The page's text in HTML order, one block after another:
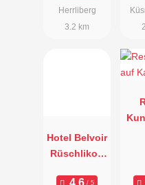
Herrliberg
3.2 km
Hotel Belvoir
Rüschlikon